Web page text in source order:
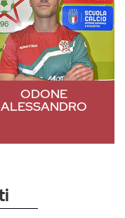
ODONE
ALESSANDRO